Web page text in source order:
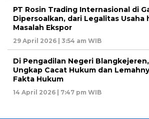
PT Rosin Trading Internasional di
Dipersoalkan, dari Legalitas Usaha
Masalah Ekspor
29 April 2026 | 3:54 am WIB
Di Pengadilan Negeri
Ungkap Cacat Hukum dan
Fakta Hukum
14 April 2026 | 7:47 pm WIB